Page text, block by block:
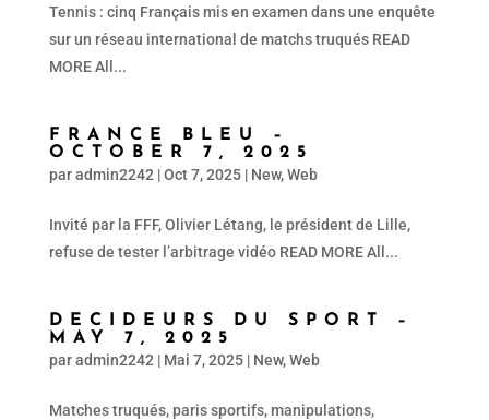
Tennis : cinq Français mis en examen dans une enquête
sur un réseau international de matchs truqués READ
MORE All...
FRANCE BLEU –
OCTOBER 7, 2025
paradmin2242 |Oct 7, 2025| New,Web
Invité par la FFF, Olivier Létang, le président de Lille,
refuse de tester l’arbitrage vidéo READ MORE All...
DECIDEURS DU SPORT –
MAY 7, 2025
paradmin2242 | Mai 7, 2025| New,Web
Matches truqués, paris sportifs, manipulations,